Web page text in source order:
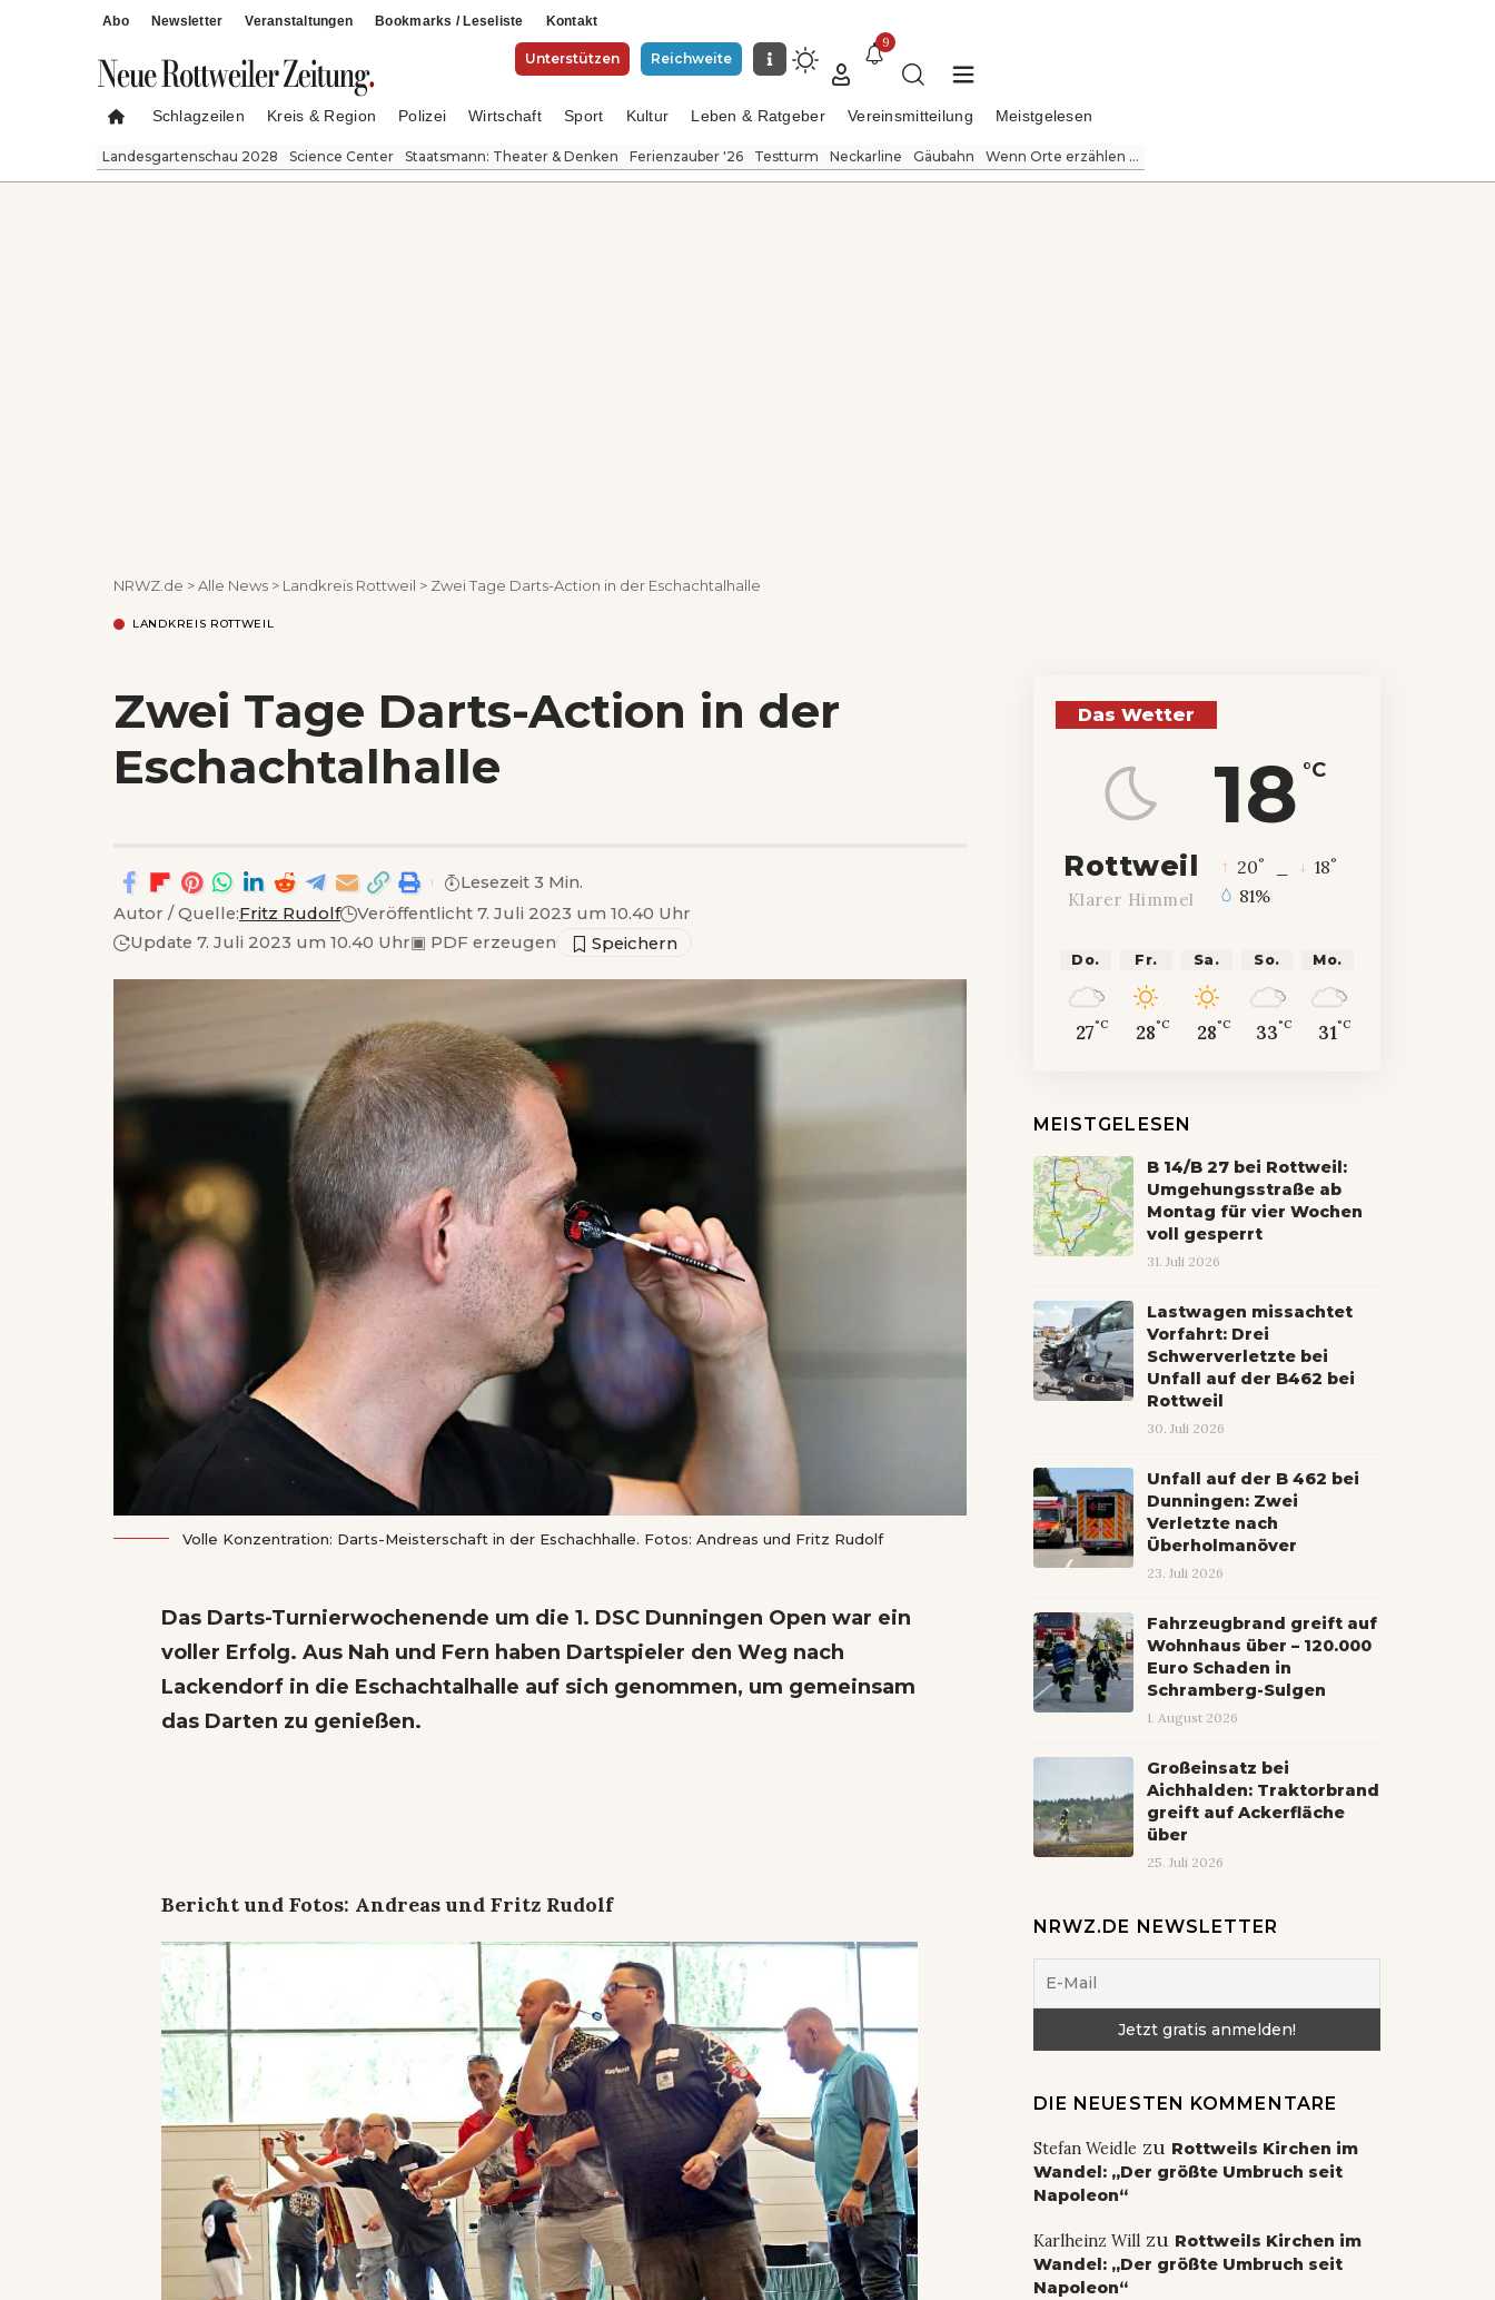
Abo Newsletter Veranstaltungen Bookmarks / Leseliste Kontakt
Unterstützen Reichweite
9
Schlagzeilen Kreis & Region Polizei Wirtschaft Sport Kultur Leben & Ratgeber Vereinsmitteilung Meistgelesen
Landesgartenschau 2028 Science Center Staatsmann: Theater & Denken Ferienzauber '26 Testturm Neckarline Gäubahn Wenn Orte erzählen ...
NRWZ.de >Alle News > Landkreis Rottweil > Zwei Tage Darts-Action in der Eschachtalhalle
LANDKREIS ROTTWEIL
Zwei Tage Darts-Action in der
Eschachtalhalle
Autor / Quelle:Fritz Rudolf
Veröffentlicht 7. Juli 2023 um 10.40 Uhr
Update 7. Juli 2023 um 10.40 Uhr▣ PDF erzeugen
Lesezeit 3 Min.
Volle Konzentration: Darts-Meisterschaft in der Eschachhalle. Fotos: Andreas und Fritz Rudolf
Das Darts-Turnierwochenende um die 1. DSC Dunningen Open war ein
voller Erfolg. Aus Nah und Fern haben Dartspieler den Weg nach
Lackendorf in die Eschachtalhalle auf sich genommen, um gemeinsam
das Darten zu genießen.
Bericht und Fotos: Andreas und Fritz Rudolf
Das Wetter
18 °C
Rottweil
Klarer Himmel
20° 18°
81%
Do.
27°C
Fr.
28°C
Sa.
28°C
So.
33°C
Mo.
31°C
MEISTGELESEN
B 14/B 27 bei Rottweil:
Umgehungsstraße ab
Montag für vier Wochen
voll gesperrt
31. Juli 2026
Lastwagen missachtet
Vorfahrt: Drei
Schwerverletzte bei
Unfall auf der B462 bei
Rottweil
30. Juli 2026
Unfall auf der B 462 bei
Dunningen: Zwei
Verletzte nach
Überholmanöver
23. Juli 2026
Fahrzeugbrand greift auf
Wohnhaus über – 120.000
Euro Schaden in
Schramberg-Sulgen
1. August 2026
Großeinsatz bei
Aichhalden: Traktorbrand
greift auf Ackerfläche
über
25. Juli 2026
NRWZ.DE NEWSLETTER
DIE NEUESTEN KOMMENTARE
Stefan Weidle zu Rottweils Kirchen im
Wandel: „Der größte Umbruch seit
Napoleon“
Karlheinz Willzu Rottweils Kirchen im
Wandel: „Der größte Umbruch seit
Napoleon“